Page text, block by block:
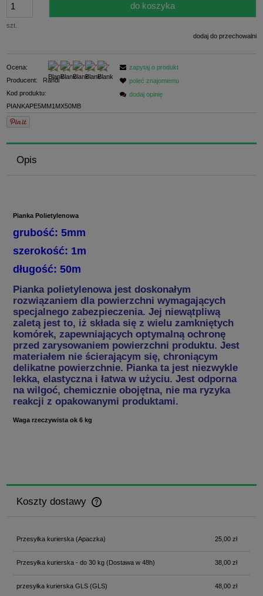
szt.
do koszyka
dodaj do przechowalni
Ocena:
Producent:
Randi
Kod produktu:
PIANKAPE5MM1MX50MB
zapytaj o produkt
poleć znajomemu
dodaj opinię
Opis
Pianka Polietylenowa
grubość: 5mm
szerokość: 1m
długość: 50m
Pianka polietylenowa jest doskonałym
rozwiązaniem dla powierzchni wymagających
specjalnego zabezpieczenia. Jej niewątpliwą
zaletą jest to, iż składa się z wielu zamkniętych
komórek, zapewniających optymalną ochronę
przed zarysowaniem powierzchni produktu. Jest
materiałem nie ścierającym się, chroniącym
delikatne powierzchnie. Pianka ta jest niezwykle
lekka, elastyczna i łatwa w użyciu. Jest odporna
na wilgoć, chemicznie obojętna, nie ma ryzyka
reakcji z opakowanymi produktami.
Waga rzeczywista ok 6 kg
Koszty dostawy
Cena nie zawiera ewentualnych kosztów płatności
Przesyłka kurierska (Apaczka) 25,00 zł
Przesyłka kurierska - do 30 kg(Dostawa w 48h) 38,00 zł
przesyłka kurierska GLS(GLS) 48,00 zł